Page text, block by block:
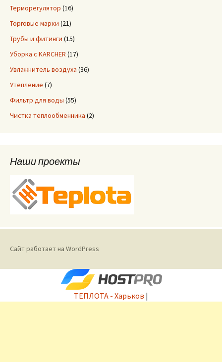
Терморегулятор (16)
Торговые марки (21)
Трубы и фитинги (15)
Уборка с KARCHER (17)
Увлажнитель воздуха (36)
Утепление (7)
Фильтр для воды (55)
Чистка теплообменника (2)
Наши проекты
Сайт работает на WordPress
ТЕПЛОТА - Харьков |